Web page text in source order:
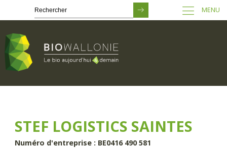
principal
MENU
STEF LOGISTICS SAINTES
Numéro d'entreprise : BE0416 490 581